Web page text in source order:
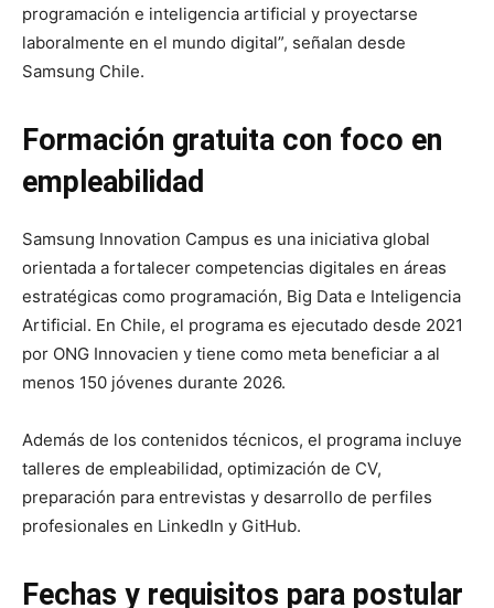
programación e inteligencia artificial y proyectarse
laboralmente en el mundo digital”, señalan desde
Samsung Chile.
Formación gratuita con foco en
empleabilidad
Samsung Innovation Campus es una iniciativa global
orientada a fortalecer competencias digitales en áreas
estratégicas como programación, Big Data e Inteligencia
Artificial. En Chile, el programa es ejecutado desde 2021
por ONG Innovacien y tiene como meta beneficiar a al
menos 150 jóvenes durante 2026.
Además de los contenidos técnicos, el programa incluye
talleres de empleabilidad, optimización de CV,
preparación para entrevistas y desarrollo de perfiles
profesionales en LinkedIn y GitHub.
Fechas y requisitos para postular